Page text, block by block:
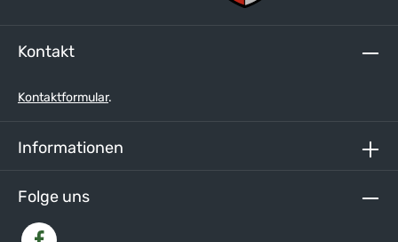
Folge uns
Kontakt
Kontaktformular.
Informationen